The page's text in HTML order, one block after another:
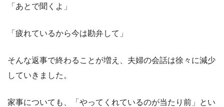
「あとで聞くよ」
「疲れているから今は勘弁して」
そんな返事で終わることが増え、夫婦の会話は徐々に減少
していきました。
家事についても、「やってくれているのが当たり前」とい